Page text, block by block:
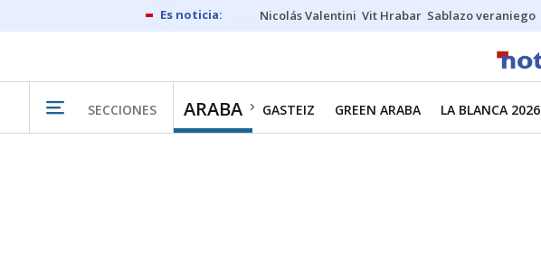
Nicolás Valentini Vit Hrabar Sablazo veraniego
SECCIONES ARABA GASTEIZ GREEN ARABA LA BLANCA 2026